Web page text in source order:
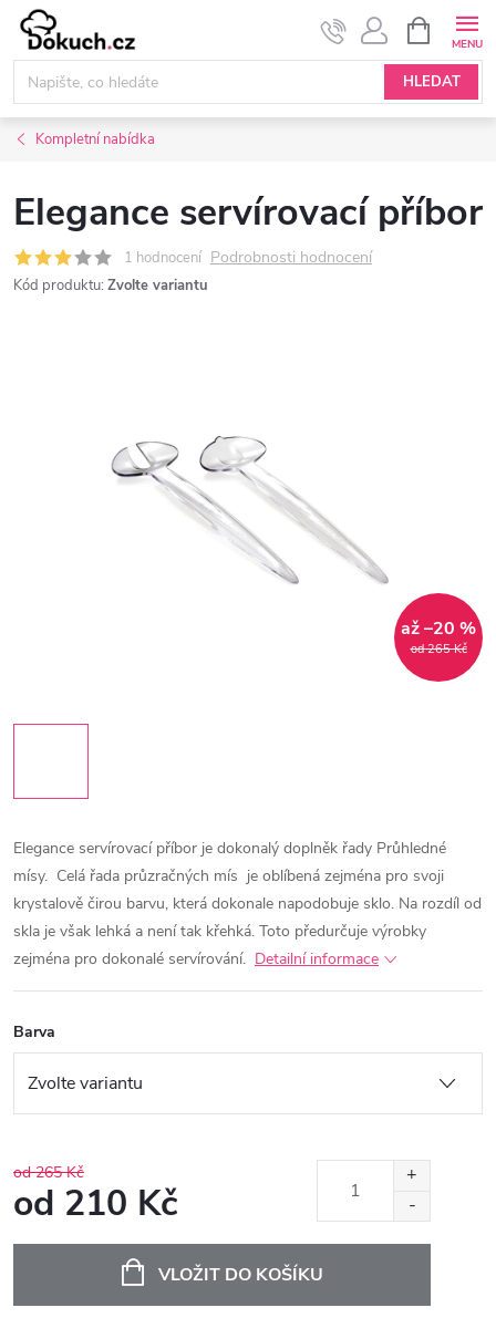
Přejít
obsah
HLEDAT
NÁKUPNÍ
KOŠÍK
Kompletní nabídka
Elegance servírovací příbor
1 hodnocení Podrobnosti hodnocení
Kód produktu: Zvolte variantu
od 265 Kč
až –20 %
Elegance servírovací příbor je dokonalý doplněk řady Průhledné
mísy. Celá řada průzračných mís je oblíbená zejména pro svoji
krystalově čirou barvu, která dokonale napodobuje sklo. Na rozdíl od
skla je však lehká a není tak křehká. Toto předurčuje výrobky
zejména pro dokonalé servírování. Detailní informace
Barva
od 265 Kč
od 210 Kč
VLOŽIT DO KOŠÍKU